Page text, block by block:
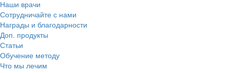
Наши врачи
Сотрудничайте с нами
Награды и благодарности
Доп. продукты
Статьи
Обучение методу
Что мы лечим